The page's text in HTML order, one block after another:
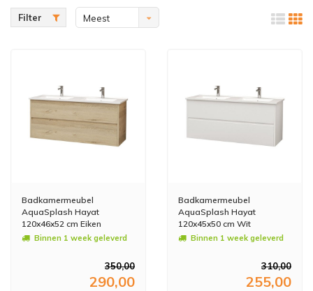
Filter
Meest
Badkamermeubel
AquaSplash Hayat
120x46x52 cm Eiken
Binnen 1 week geleverd
350,00
290,00
Badkamermeubel
AquaSplash Hayat
120x45x50 cm Wit
Binnen 1 week geleverd
310,00
255,00